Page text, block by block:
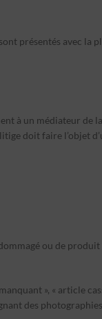
présentés avec la
à un médiateur de la
doit faire l’objet
ou de produit
», « article
des